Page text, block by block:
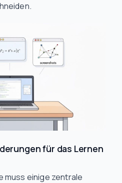
für das Lernen
muss einige zentrale